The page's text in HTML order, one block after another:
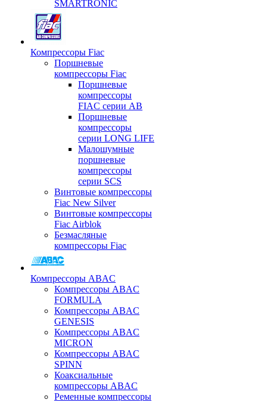
SMARTRONIC
Компрессоры Fiac
Поршневые
компрессоры Fiac
Поршневые
компрессоры
FIAC серии AB
Поршневые
компрессоры
серии LONG LIFE
Малошумные
поршневые
компрессоры
серии SCS
Винтовые компрессоры
Fiac New Silver
Винтовые компрессоры
Fiac Airblok
Безмасляные
компрессоры Fiac
Компрессоры ABAC
Компрессоры ABAC
FORMULA
Компрессоры ABAC
GENESIS
Компрессоры ABAC
MICRON
Компрессоры ABAC
SPINN
Коаксиальные
компрессоры ABAC
Ременные компрессоры